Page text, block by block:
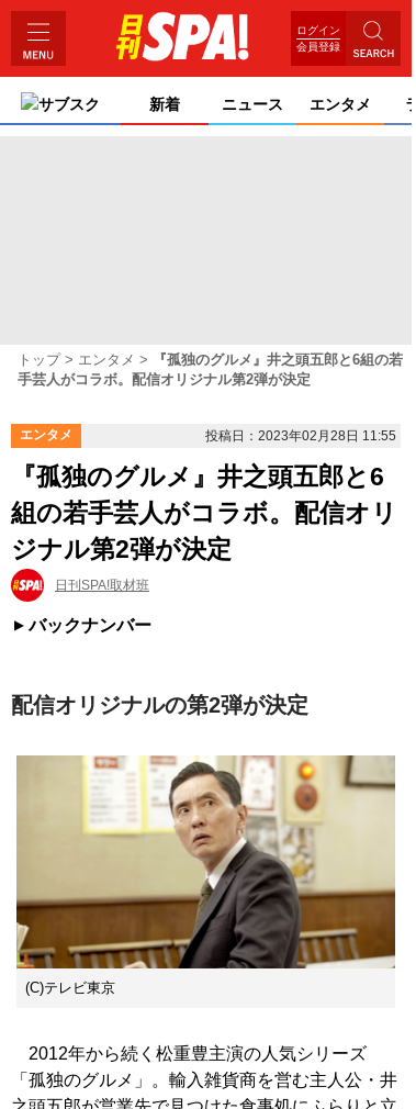
ログイン
会員登録
サブスク 新着 ニュース エンタメ
トップ エンタメ
『孤独のグルメ』井之頭五郎と6組の若
手芸人がコラボ。配信オリジナル第2弾が決定
エンタメ 投稿日：2023年02月28日 11:55
『孤独のグルメ』井之頭五郎と6
組の若手芸人がコラボ。配信オリ
ジナル第2弾が決定
日刊SPA!取材班
バックナンバー
配信オリジナルの第2弾が決定
(C)テレビ東京
2012年から続く松重豊主演の人気シリーズ
「孤独のグルメ」。輸入雑貨商を営む主人公・井